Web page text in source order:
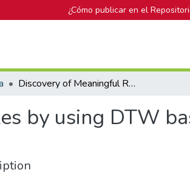
¿Cómo publicar en el
Discovery of Meaningful Rules by using DTW based on Cubic Spline Interpolation
by using DTW